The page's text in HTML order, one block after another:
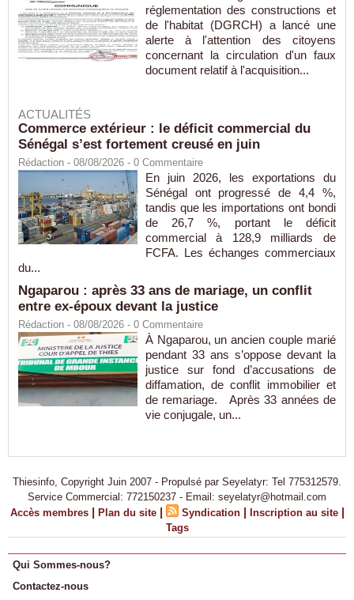
réglementation des constructions et
de l'habitat (DGRCH) a lancé une
alerte à l'attention des citoyens
concernant la circulation d'un faux
document relatif à l'acquisition...
ACTUALITÉS
Commerce extérieur : le déficit commercial du
Sénégal s’est fortement creusé en juin
Rédaction - 08/08/2026 - 0 Commentaire
En juin 2026, les exportations du
Sénégal ont progressé de 4,4 %,
tandis que les importations ont bondi
de 26,7 %, portant le déficit
commercial à 128,9 milliards de
FCFA. Les échanges commerciaux
du...
Ngaparou : après 33 ans de mariage, un conflit
entre ex-époux devant la justice
Rédaction - 08/08/2026 - 0 Commentaire
À Ngaparou, un ancien couple marié
pendant 33 ans s’oppose devant la
justice sur fond d’accusations de
diffamation, de conflit immobilier et
de remariage. Après 33 années de
vie conjugale, un...
Thiesinfo, Copyright Juin 2007 - Propulsé par Seyelatyr: Tel 775312579.
Service Commercial: 772150237 - Email: seyelatyr@hotmail.com
Accès membres | Plan du site | Syndication | Inscription au site |
Tags
Qui Sommes-nous?
Contactez-nous